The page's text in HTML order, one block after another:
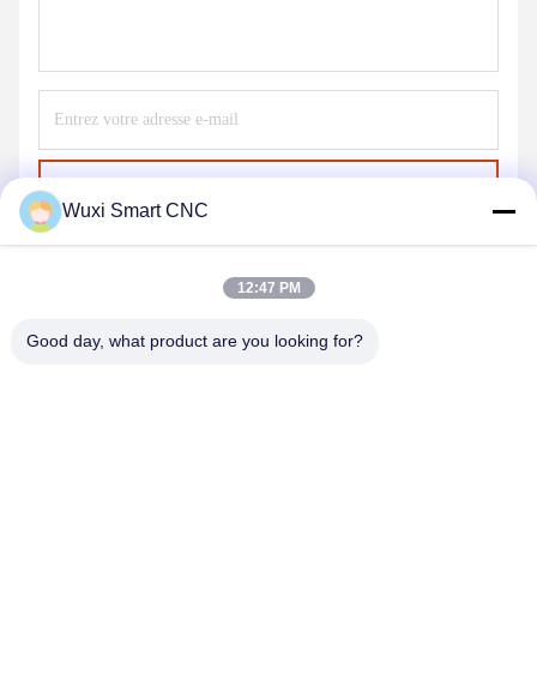
Wuxi Smart CNC
12:47 PM
Good day, what product are you looking for?